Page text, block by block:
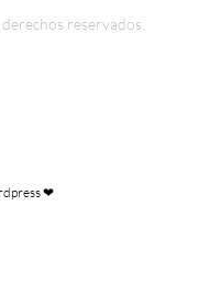
reservados.
❤